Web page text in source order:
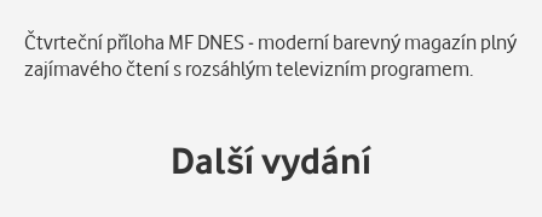
Popis
Čtvrteční příloha MF DNES - moderní barevný magazín plný
zajímavého čtení s rozsáhlým televizním programem.
Další vydání